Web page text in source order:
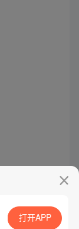
打开APP